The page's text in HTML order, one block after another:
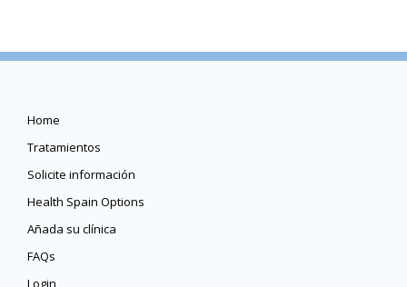
Home
Tratamientos
Solicite información
Health Spain Options
Añada su clínica
FAQs
Login